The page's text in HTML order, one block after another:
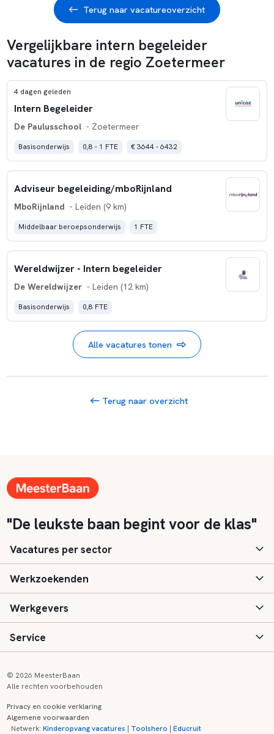
Terug naar vacatureoverzicht
Vergelijkbare intern begeleider
vacatures in de regio Zoetermeer
4 dagen geleden
Intern Begeleider
De Paulusschool - Zoetermeer
Basisonderwijs 0,8 - 1 FTE € 3644 - 6432
Adviseur begeleiding/mboRijnland
MboRijnland - Leiden (9 km)
Middelbaar beroepsonderwijs 1 FTE
Wereldwijzer - Intern begeleider
De Wereldwijzer - Leiden (12 km)
Basisonderwijs 0,8 FTE
Alle vacatures tonen
Terug naar overzicht
"De leukste baan begint voor de klas"
Vacatures per sector
Basisonderwijs
Speciaal (basis) onderwijs
Voortgezet onderwijs
Kinderopvang
Werkzoekenden
Aanmelden
Vacatures
Zij-instroom informatie
Werkgevers
Inloggen
Registreren
Service
Onderwijs links
© 2026 MeesterBaan
Alle rechten voorbehouden
Privacy en cookie verklaring
Algemene voorwaarden
Netwerk:Kinderopvang vacatures | Toolshero |Educruit